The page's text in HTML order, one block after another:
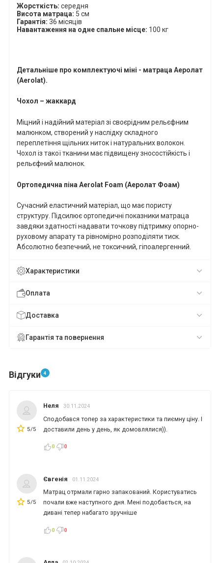
Жорсткість: середня
Висота матраца: 5 см
Гарантія: 36 місяців
Навантаження на одне спальне місце: 100 кг
Детальніше про комплектуючі міні - матраца Аеролат
(Aerolat).
Чохол – жаккард
Міцний і надійний матеріал зі своєрідним рельєфним
малюнком, створений у наслідку складного
переплетіння щільних ниток і натуральних волокон.
Чохол із такої тканини має підвищену зносостійкість і
рельєфний малюнок.
Ортопедична піна Aerolat Foam (Аеролат Фоам)
Сучасний еластичний матеріал, що має пористу
структуру. Підсилює ортопедичні показники матраца
завдяки здатності надавати точкову підтримку опорно-
руховому апарату та рівномірно розподіляти тиск.
Абсолютно безпечний, не токсичний, гіпоалергенний.
Характеристики
Оплата
Доставка
Гарантія та повернення
Відгуки 4
5/5
Неля 30.11.2024
Сподобався топер за характеристики та пиємну ціну. І
доставили день у день, як домовлялися)).
0 0
5/5
Євгенія 01.11.2024
Матрац отрмали гарно запакований. Користуватись
почали вже наступного дня. Мені подобається, на
дивані тепер набагато зручніше
0 0